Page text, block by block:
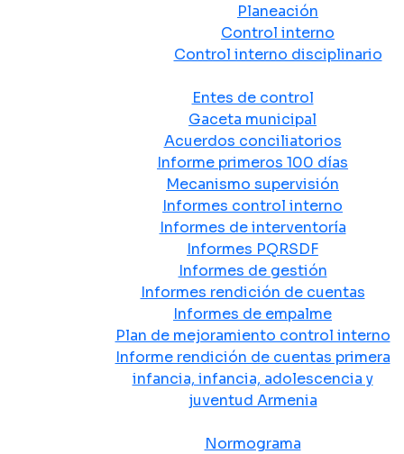
Planeación
Control interno
Control interno disciplinario
Entes de control
Gaceta municipal
Acuerdos conciliatorios
Informe primeros 100 días
Mecanismo supervisión
Informes control interno
Informes de interventoría
Informes PQRSDF
Informes de gestión
Informes rendición de cuentas
Informes de empalme
Plan de mejoramiento control interno
Informe rendición de cuentas primera
infancia, infancia, adolescencia y
juventud Armenia
Normograma